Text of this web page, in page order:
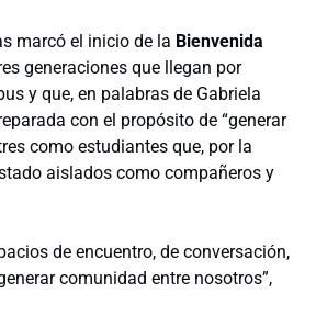
marcó el inicio de la Bienvenida
generaciones que llegan por
y que, en palabras de Gabriela
con el propósito de “generar
como estudiantes que, por la
aislados como compañeros y
de encuentro, de conversación,
comunidad entre nosotros”,